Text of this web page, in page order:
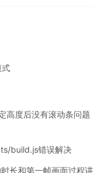
高度后没有滚动条问题
build.js错误解决
长和第一帧画面过程讲